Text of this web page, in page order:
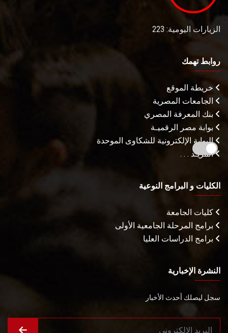
الزيارات اليومية: 223
روابط تهمك
خريطة الموقع
الجامعات المصرية
بنك المعرفة المصري
بوابة مصر الرقميـة
البوابة الإلكترونية للشكاوى الموحدة
المزيـد . . .
الكليات و البرامج النوعية
كليات الجامعة
برامج المرحلة الجامعية الأولى
برامج الدراسات العليا
النشرة الإخبارية
سجل ليصلك أحدث الأخبار